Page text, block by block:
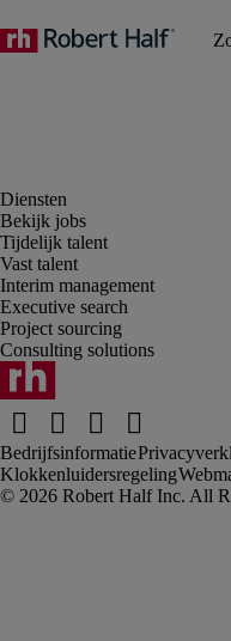
Bekijk jobs
Tijdelijk talent
Vast talent
Interim management
Executive search
Project sourcing
Consulting solutions
Bedrijfsinformatie
Klokkenluidersregeling